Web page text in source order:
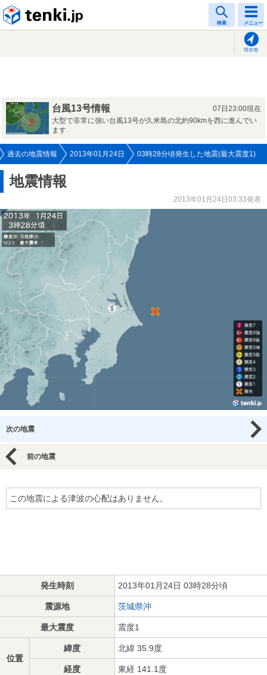
検索 メニュー
現在地
台風13号情報
07日23:00現在
大型で非常に強い台風13号が久米島の北約90kmを西に進んでい
ます
過去の地震情報 2013年01月24日 03時28分頃発生した地震(最大震度1)
地震情報
2013年01月24日03:33発表
次の地震
前の地震
この地震による津波の心配はありません。
発生時刻 2013年01月24日 03時28分頃
震源地 茨城県沖
最大震度 震度1
位置
緯度 北緯 35.9度
経度 東経 141.1度